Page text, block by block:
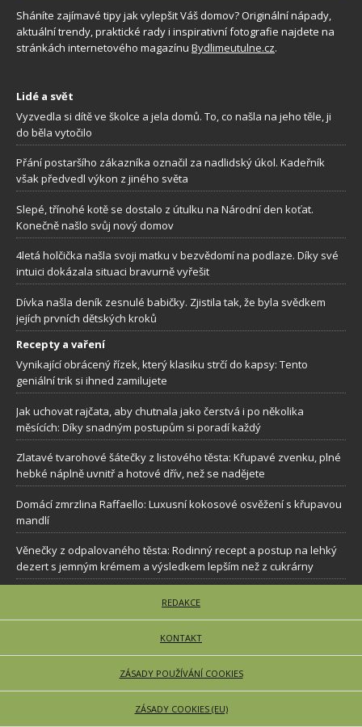
Sháníte zajímavé tipy jak vylepšit Váš domov? Originální nápady,
aktuální trendy, praktické rady i inspirativní fotografie najdete na
stránkách internetového magazínu Bydlimeutulne.cz.
Lidé a svět
Vyzvedla si dítě ve školce a jela domů. To, co našla na jeho těle, ji
do běla vytočilo
Přání postaršího zákazníka označil za nadlidský úkol. Kadeřník
však předvedl výkon z jiného světa
Slepé, třínohé kotě se dostalo z útulku na Národní den koťat.
Konečně našlo svůj nový domov
4letá holčička našla svoji matku v bezvědomí na podlaze. Díky své
intuici dokázala situaci bravurně vyřešit
Dívka našla deník zesnulé babičky. Zjistila tak, že byla svědkem
jejích prvních dětských kroků
Recepty a vaření
Vynikající obrácený řízek, který klasiku strčí do kapsy: Tento
geniální trik si ihned zamilujete
Jak uchovat rajčata, aby chutnala jako čerstvá i po několika
měsících: Díky snadným postupům si poradí každý
Zlatavé tvarohové šátečky z listového těsta: Křupavé zvenku, plné
hebké náplně uvnitř a hotové dřív, než se nadějete
Domácí zmrzlina Raffaello: Luxusní kokosové osvěžení s křupavou
mandlí
Věnečky z odpalovaného těsta: Rodinný recept a postup na lehký
dezert s jemným krémem a výsledkem lepším než z cukrárny
REDAKCE
KONTAKT
ZÁSADY POUŽÍVÁNÍ COOKIES
ZÁSADY COOKIES (EU)